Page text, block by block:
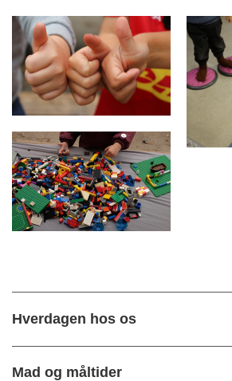
Hverdagen hos os
Mad og måltider